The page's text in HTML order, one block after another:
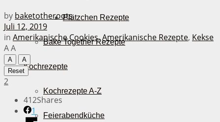
Plätzchen Rezepte
Bake Together Rezepte
Kochrezepte
Kochrezepte A-Z
Feierabendküche
by baketotheroots
Juli 12, 2019
in Amerikanische Cookies,Amerikanische Rezepte, Kekse
AA
A
A
Reset
2
412Shares
1